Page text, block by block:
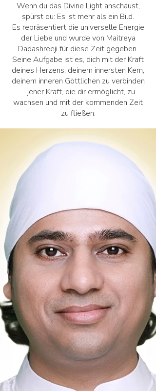
Wenn du das Divine Light anschaust,
spürst du: Es ist mehr als ein Bild.
Es repräsentiert die universelle Energie
der Liebe und wurde von Maitreya
Dadashreeji für diese Zeit gegeben.
Seine Aufgabe ist es, dich mit der Kraft
deines Herzens, deinem innersten Kern,
deinem inneren Göttlichen zu verbinden
– jener Kraft, die dir ermöglicht, zu
wachsen und mit der kommenden Zeit
zu fließen.